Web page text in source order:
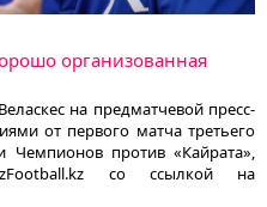
организованная
на предматчевой пресс-
от первого матча третьего
Чемпионов против «Кайрата»,
со ссылкой на